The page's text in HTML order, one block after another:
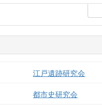
江戸遺跡研究会
都市史研究会